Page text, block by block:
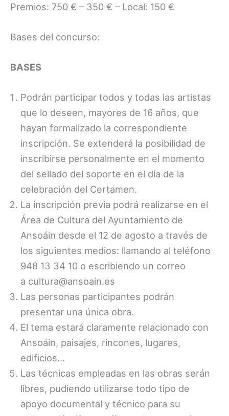
Premios: 750 € – 350 € – Local: 150 €
Bases del concurso:
BASES
Podrán participar todos y todas las artistas
que lo deseen, mayores de 16 años, que
hayan formalizado la correspondiente
inscripción. Se extenderá la posibilidad de
inscribirse personalmente en el momento
del sellado del soporte en el día de la
celebración del Certamen.
La inscripción previa podrá realizarse en el
Área de Cultura del Ayuntamiento de
Ansoáin desde el 12 de agosto a través de
los siguientes medios: llamando al teléfono
948 13 34 10 o escribiendo un correo
a cultura@ansoain.es
Las personas participantes podrán
presentar una única obra.
El tema estará claramente relacionado con
Ansoáin, paisajes, rincones, lugares,
edificios…
Las técnicas empleadas en las obras serán
libres, pudiendo utilizarse todo tipo de
apoyo documental y técnico para su